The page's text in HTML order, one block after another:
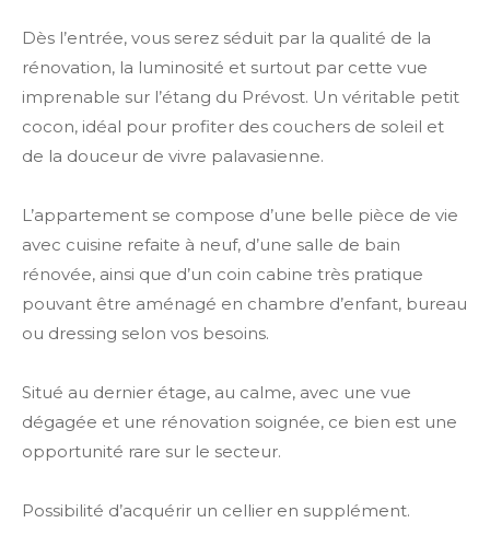
Dès l’entrée, vous serez séduit par la qualité de la
rénovation, la luminosité et surtout par cette vue
imprenable sur l’étang du Prévost. Un véritable petit
cocon, idéal pour profiter des couchers de soleil et
de la douceur de vivre palavasienne.
L’appartement se compose d’une belle pièce de vie
avec cuisine refaite à neuf, d’une salle de bain
rénovée, ainsi que d’un coin cabine très pratique
pouvant être aménagé en chambre d’enfant, bureau
ou dressing selon vos besoins.
Situé au dernier étage, au calme, avec une vue
dégagée et une rénovation soignée, ce bien est une
opportunité rare sur le secteur.
Possibilité d’acquérir un cellier en supplément.